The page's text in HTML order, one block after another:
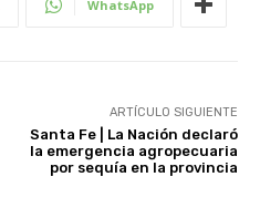
WhatsApp
ARTÍCULO SIGUIENTE
Santa Fe | La Nación declaró
la emergencia agropecuaria
por sequía en la provincia